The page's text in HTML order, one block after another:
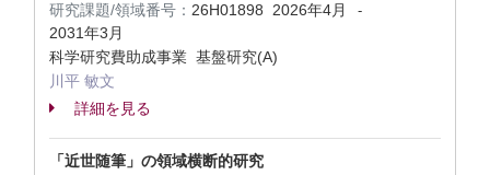
研究課題/領域番号： 26H01898 2026年4月 -
2031年3月
科学研究費助成事業 基盤研究(A)
川平 敏文
詳細を見る
「近世随筆」の領域横断的研究